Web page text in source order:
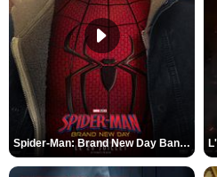
Spider-Man: Brand New Day Bande-annonce VO STFR